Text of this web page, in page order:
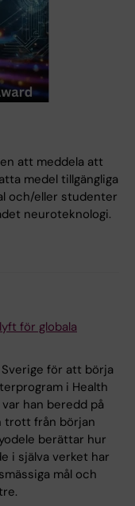
att meddela att
medel tillgängliga
och/eller studenter
neuroteknologi.
för globala
för att börja
i Health
han beredd på
trott från början
berättar hur
i själva verket har
mål och